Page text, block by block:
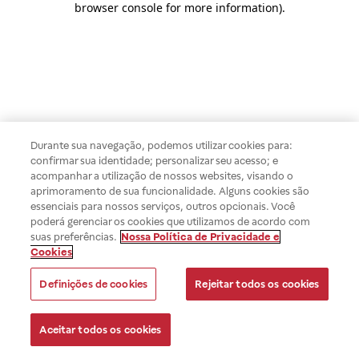
browser console for more information).
Durante sua navegação, podemos utilizar cookies para:
confirmar sua identidade; personalizar seu acesso; e
acompanhar a utilização de nossos websites, visando o
aprimoramento de sua funcionalidade. Alguns cookies são
essenciais para nossos serviços, outros opcionais. Você
poderá gerenciar os cookies que utilizamos de acordo com
suas preferências. Nossa Política de Privacidade e
Cookies
Definições de cookies Rejeitar todos os cookies
Aceitar todos os cookies